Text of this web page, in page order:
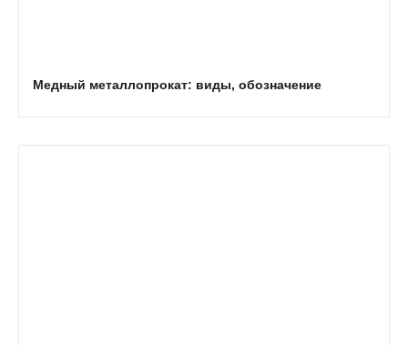
Медный металлопрокат: виды, обозначение